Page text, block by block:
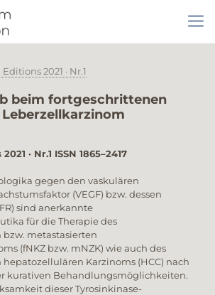
2021 · Nr.1
beim fortgeschrittenen
· Nr.1 ISSN 1865–2417
gegen den vaskulären
(VEGF) bzw. dessen
sind anerkannte
für die Therapie des
metastasierten
(fNKZ bzw. mNZK) wie auch des
Karzinoms (HCC) nach
kurativen Behandlungsmöglichkeiten.
dieser Tyrosinkinase-